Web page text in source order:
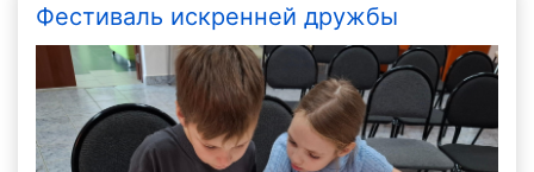
Фестиваль искренней дружбы